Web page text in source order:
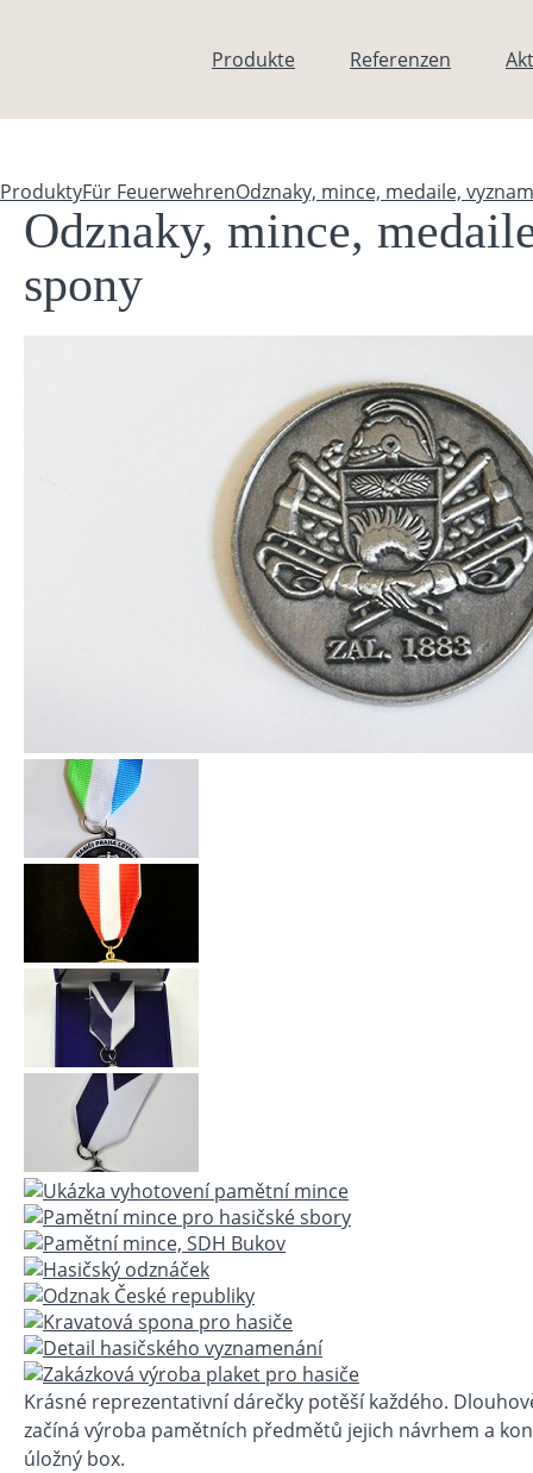
Produkte
Referenzen
Sie sind hier
ProduktyFür FeuerwehrenOdznaky, mince, medaile,
Odznaky, mince,
spony
Krásné reprezentativní dárečky potěší každého.
začíná výroba pamětních předmětů jejich návrhem a
úložný box.